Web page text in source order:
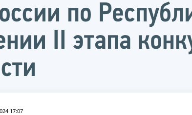
по
II этапа
17:07